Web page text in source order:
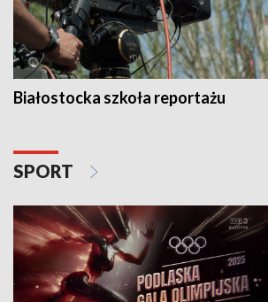
Białostocka szkoła reportażu
SPORT